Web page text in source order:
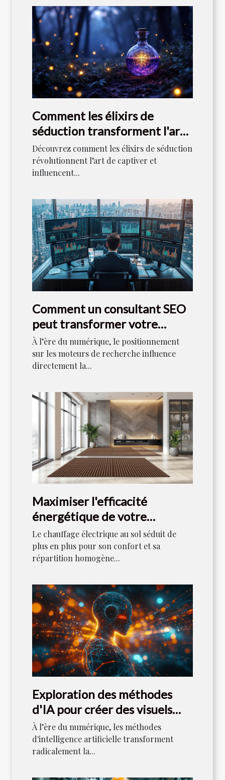
Comment les élixirs de
séduction transforment l'art
de captiver ?
Découvrez comment les élixirs de séduction
révolutionnent l’art de captiver et
influencent...
Comment un consultant SEO
peut transformer votre
stratégie numérique
À l’ère du numérique, le positionnement
sur les moteurs de recherche influence
directement la...
Maximiser l'efficacité
énergétique de votre
chauffage électrique au sol
Le chauffage électrique au sol séduit de
plus en plus pour son confort et sa
répartition homogène...
Exploration des méthodes
d'IA pour créer des visuels
uniques
À l’ère du numérique, les méthodes
d'intelligence artificielle transforment
radicalement la...